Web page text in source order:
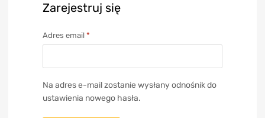
Zarejestruj się
Adres email *
Na adres e-mail zostanie wysłany odnośnik do
ustawienia nowego hasła.